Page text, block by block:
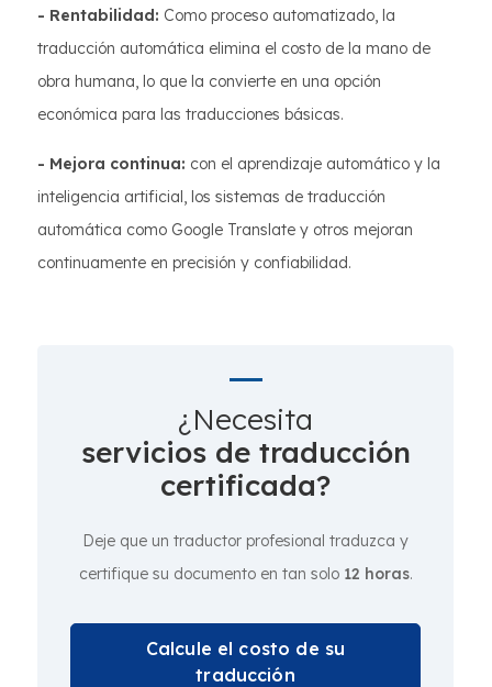
- Rentabilidad: Como proceso automatizado, la
traducción automática elimina el costo de la mano de
obra humana, lo que la convierte en una opción
económica para las traducciones básicas.
- Mejora continua: con el aprendizaje automático y la
inteligencia artificial, los sistemas de traducción
automática como Google Translate y otros mejoran
continuamente en precisión y confiabilidad.
¿Necesita
servicios de traducción
certificada?
Deje que un traductor profesional traduzca y
certifique su documento en tan solo 12 horas.
Calcule el costo de su
traducción